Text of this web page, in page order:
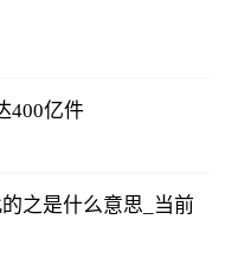
400亿件
之是什么意思_当前